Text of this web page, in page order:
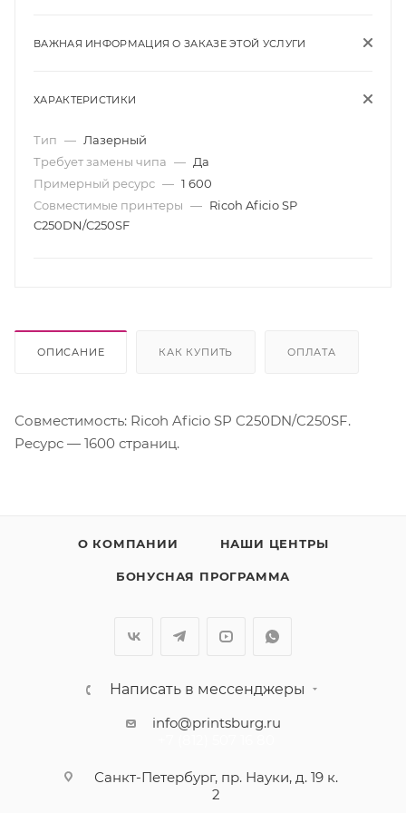
ВАЖНАЯ ИНФОРМАЦИЯ О ЗАКАЗЕ ЭТОЙ УСЛУГИ
ХАРАКТЕРИСТИКИ
Тип — Лазерный
Требует замены чипа — Да
Примерный ресурс — 1 600
Совместимые принтеры — Ricoh Aficio SP
C250DN/C250SF
ОПИСАНИЕ КАК КУПИТЬ ОПЛАТА
Совместимость: Ricoh Aficio SP C250DN/C250SF.
Ресурс — 1600 страниц.
О КОМПАНИИ НАШИ ЦЕНТРЫ
БОНУСНАЯ ПРОГРАММА
Написать в мессенджеры
info@printsburg.ru
Санкт-Петербург, пр. Науки, д. 19 к.
2